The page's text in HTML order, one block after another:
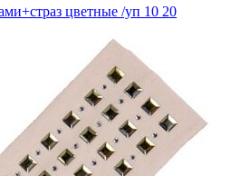
цветные /уп 10 20